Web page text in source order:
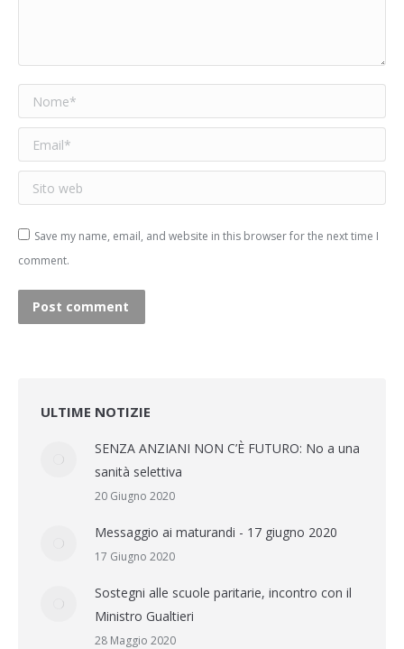
Nome *
Email *
Sito web
Save my name, email, and website in this browser for the next time I
comment.
Post comment
ULTIME NOTIZIE
SENZA ANZIANI NON C’È FUTURO: No a una
sanità selettiva
20 Giugno 2020
Messaggio ai maturandi - 17 giugno 2020
17 Giugno 2020
Sostegni alle scuole paritarie, incontro con il
Ministro Gualtieri
28 Maggio 2020